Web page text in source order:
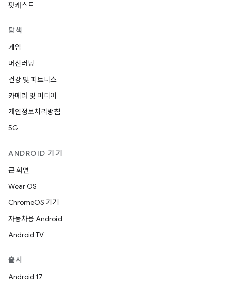
팟캐스트
탐색
게임
머신러닝
건강 및 피트니스
카메라 및 미디어
개인정보처리방침
5G
ANDROID 기기
큰 화면
Wear OS
ChromeOS 기기
자동차용 Android
Android TV
출시
Android 17